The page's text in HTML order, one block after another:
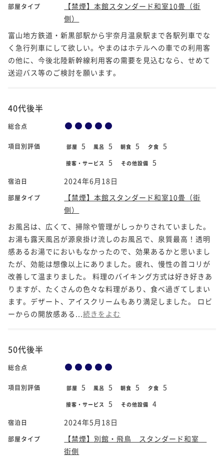
部屋タイプ
【禁煙】本館スタンダード和室10畳（街
側）
富山地方鉄道・新黒部駅から宇奈月温泉駅まで各駅列車でな
く急行列車にして欲しい。やまのはホテルへの車での利用客
の他に、今後北陸新幹線利用客の需要を見込むなら、せめて
送迎バス等のご検討を願います。
40代後半
総合点
項目別評価 部屋 5 風呂 5 朝食 5 夕食 5
接客・サービス 5 その他設備 5
宿泊日 2024年6月18日
部屋タイプ
【禁煙】本館スタンダード和室10畳（街
側）
お風呂は、広くて、掃除や管理がしっかりされていました。
お湯も露天風呂が源泉掛け流しのお風呂で、泉質最高！透明
感あるお湯でにおいもなかったので、効果あるかと思いまし
たが、効能は想像以上にありました。疲れ、慢性の首コリが
改善して温まりました。 料理のバイキング方式は好き好きあ
りますが、たくさんの色々な料理があり、食べ過ぎてしまい
ます。デザート、アイスクリームもあり満足しました。 ロビ
ーからの開放感ある... 続きをよむ
50代後半
総合点
項目別評価 部屋 5 風呂 5 朝食 5 夕食 5
接客・サービス 5 その他設備 4
宿泊日 2024年5月18日
部屋タイプ
【禁煙】別館・飛鳥 スタンダード和室
街側